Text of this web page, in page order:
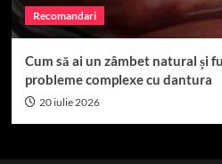
Recomandari
Cum să ai un zâmbet natural și
probleme complexe cu dantura
20 iulie 2026